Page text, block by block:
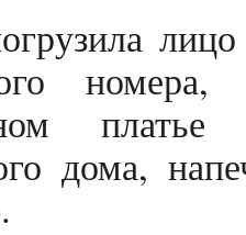
дома,